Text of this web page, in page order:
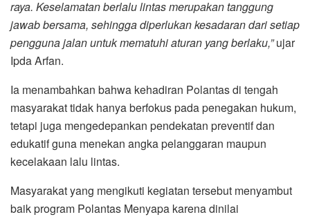
raya. Keselamatan berlalu lintas merupakan tanggung
jawab bersama, sehingga diperlukan kesadaran dari setiap
pengguna jalan untuk mematuhi aturan yang berlaku,”ujar
Ipda Arfan.
Ia menambahkan bahwa kehadiran Polantas di tengah
masyarakat tidak hanya berfokus pada penegakan hukum,
tetapi juga mengedepankan pendekatan preventif dan
edukatif guna menekan angka pelanggaran maupun
kecelakaan lalu lintas.
Masyarakat yang mengikuti kegiatan tersebut menyambut
baik program Polantas Menyapa karena dinilai